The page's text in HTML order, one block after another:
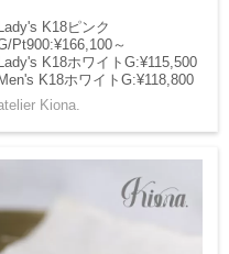
Lady's K18ピンク
Pt900:¥166,100～
Lady's K18ホワイトG:¥115,500
Men's K18ホワイトG:¥118,800
Kiona.